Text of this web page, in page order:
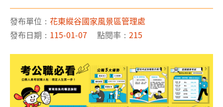
發布單位： 花東縱谷國家風景區管理處
發布日期： 115-01-07 點閱率： 215